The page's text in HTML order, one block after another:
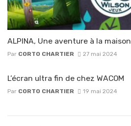
ALPINA, Une aventure à la maison
Par CORTO CHARTIER 27 mai 2024
L’écran ultra fin de chez WACOM
Par CORTO CHARTIER 19 mai 2024